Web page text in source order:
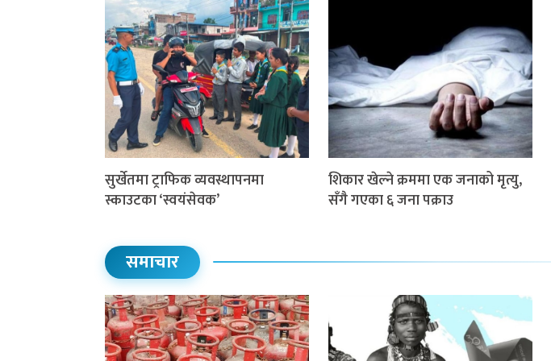
सुर्खेतमा ट्राफिक व्यवस्थापनमा
स्काउटका ‘स्वयंसेवक’
शिकार खेल्ने क्रममा एक जनाको मृत्यु,
सँगै गएका ६ जना पक्राउ
समाचार